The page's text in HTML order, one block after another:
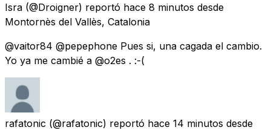
Isra (@Droigner) reportó hace 8 minutos desde
Montornès del Vallès, Catalonia
@vaitor84 @pepephone Pues si, una cagada el cambio.
Yo ya me cambié a @o2es . :-(
rafatonic (@rafatonic) reportó hace 14 minutos desde